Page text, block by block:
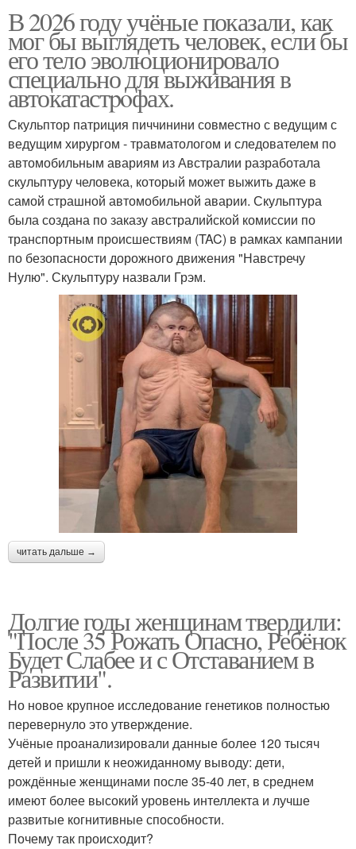
В 2026 году учёные показали, как
мог бы выглядеть человек, если бы
его тело эволюционировало
специально для выживания в
автокатастpoфах.
Скульптор патриция пиччинини совместно с ведущим с
ведущим хирургом - травматологом и следователем по
автомобильным авариям из Австралии разработала
скульптуру человека, который может выжить даже в
самой страшной автомобильной аварии. Скульптура
была создана по заказу австралийской комиссии по
транспортным происшествиям (TAC) в рамках кампании
по безопасности дорожного движения "Навстречу
Нулю". Скульптуру назвали Грэм.
читать дальше →
Долгие годы женщинам твердили:
"После 35 Рожать Опасно, Ребёнок
Будет Слабее и с Отставанием в
Развитии".
Но новое крупное исследование генетиков полностью
перевернуло это утверждение.
Учёные проанализировали данные более 120 тысяч
детей и пришли к неожиданному выводу: дети,
рождённые женщинами после 35-40 лет, в среднем
имеют более высокий уровень интеллекта и лучше
развитые когнитивные способности.
Почему так происходит?